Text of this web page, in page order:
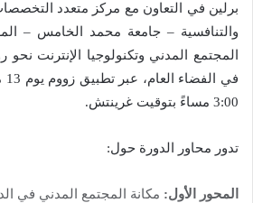
برلين في التعاون مع مركز متعدد
والتنافسية – جامعة محمد الخامس –
المجتمع المدني وتكنولوجيا الإنترنت
3:00 مساءً بتوقيت غرينتش.
تدور محاور الدورة حول:
المحور الأول: مكانة المجتمع المدني في